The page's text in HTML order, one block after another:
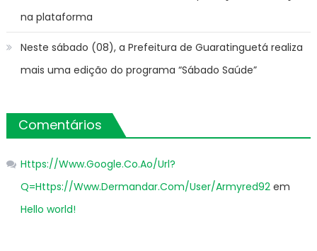
na plataforma
Neste sábado (08), a Prefeitura de Guaratinguetá realiza
mais uma edição do programa “Sábado Saúde”
Comentários
Https://Www.Google.Co.Ao/Url?
Q=Https://Www.Dermandar.Com/User/Armyred92em
Hello world!